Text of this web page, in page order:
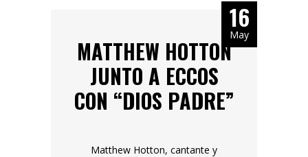
16
May
MATTHEW HOTTON
JUNTO A ECCOS
CON “DIOS PADRE”
Matthew Hotton, cantante y